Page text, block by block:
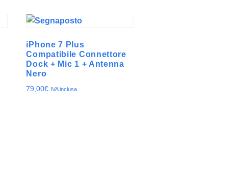
iPhone 7 Plus
Compatibile Connettore
Dock + Mic 1 + Antenna
Nero
79,00€ IVA inclusa